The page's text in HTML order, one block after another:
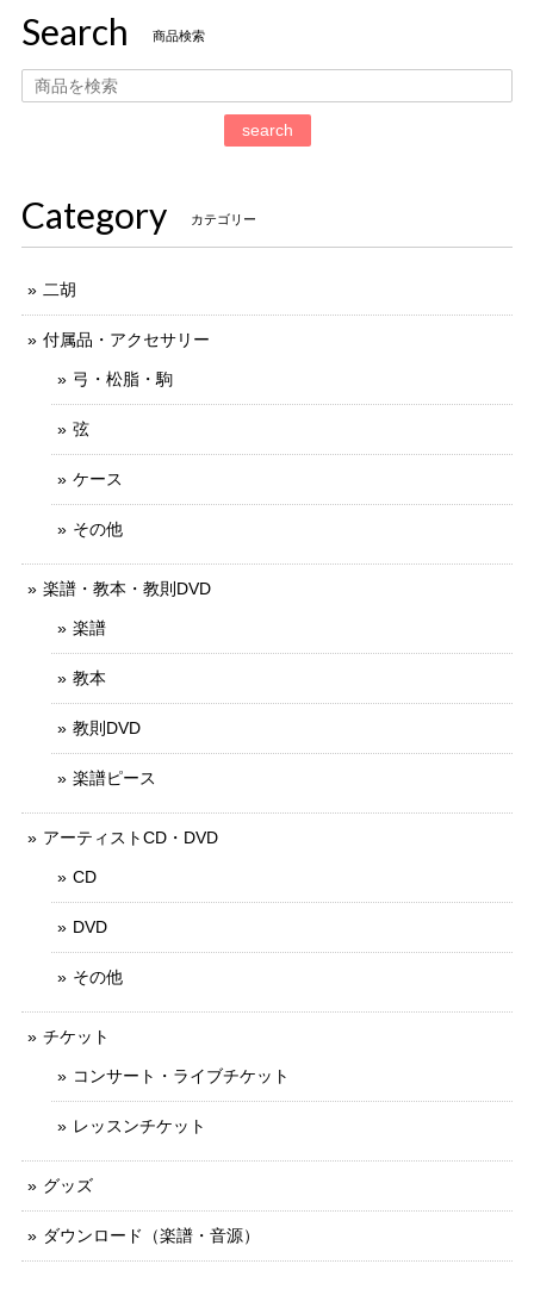
Search 商品検索
search
Category カテゴリー
二胡
付属品・アクセサリー
弓・松脂・駒
弦
ケース
その他
楽譜・教本・教則DVD
楽譜
教本
教則DVD
楽譜ピース
アーティストCD・DVD
CD
DVD
その他
チケット
コンサート・ライブチケット
レッスンチケット
グッズ
ダウンロード（楽譜・音源）